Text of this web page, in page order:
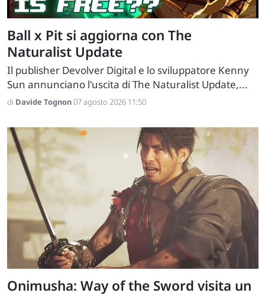
Ball x Pit si aggiorna con The
Naturalist Update
Il publisher Devolver Digital e lo sviluppatore Kenny
Sun annunciano l'uscita di The Naturalist Update,...
di Davide Tognon07 agosto 2026 11:50
Onimusha: Way of the Sword visita un